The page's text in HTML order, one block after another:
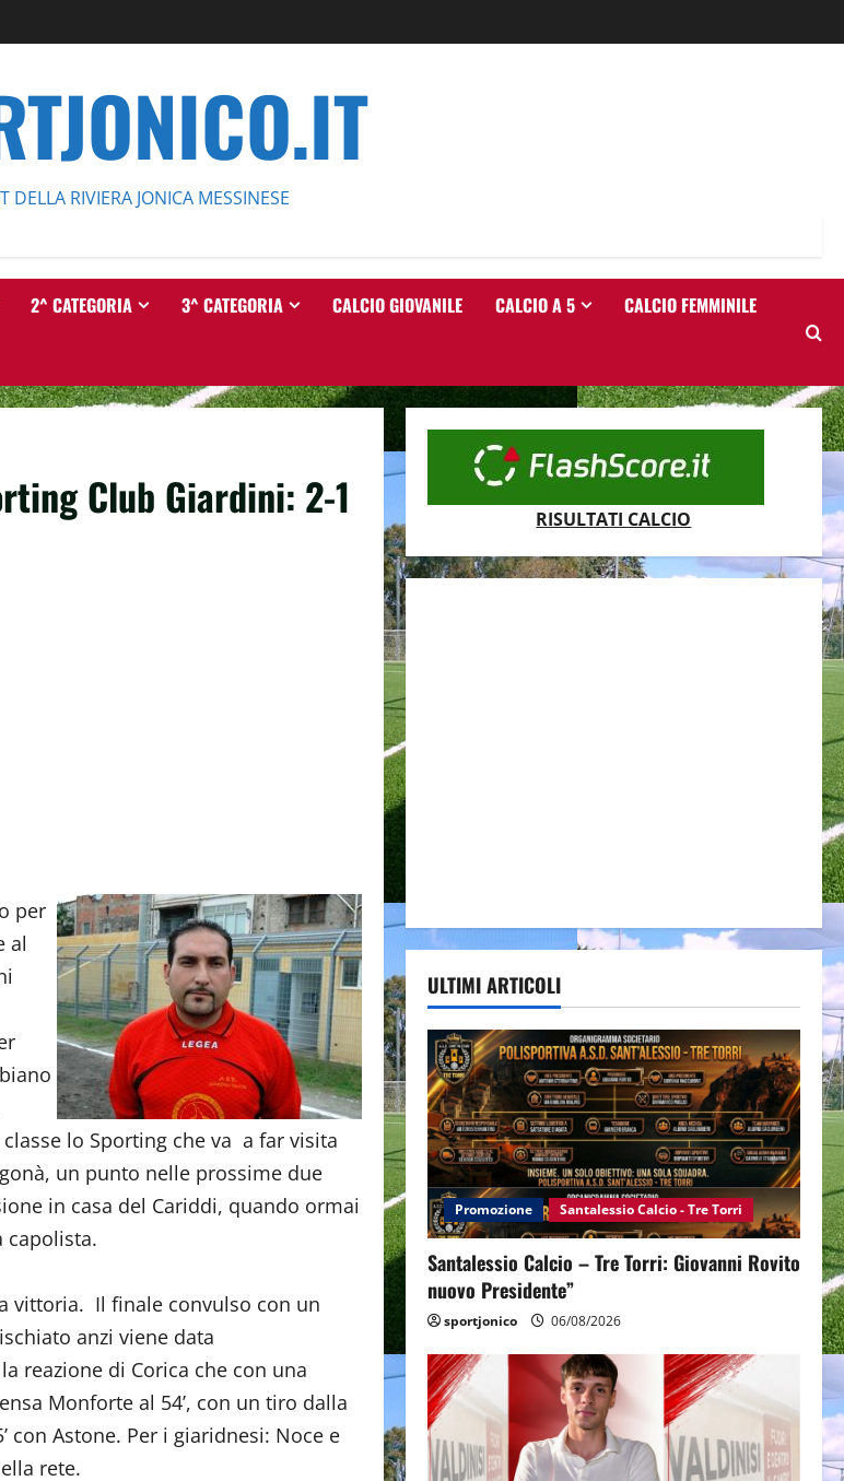
DELLA RIVIERA JONICA MESSINESE
2^ CATEGORIA 3^ CATEGORIA CALCIO GIOVANILE CALCIO A 5 CALCIO FEMMINILE
Club Giardini: 2-1
per
al
lo Sporting che va a far visita
un punto nelle prossime due
in casa del Cariddi, quando ormai
capolista.
vittoria. Il finale convulso con un
anzi viene data
reazione di Corica che con una
Monforte al 54’, con un tiro dalla
con Astone. Per i giaridnesi: Noce e
rete.
RISULTATI CALCIO
ULTIMI ARTICOLI
Promozione Santalessio Calcio - Tre Torri
Santalessio Calcio – Tre Torri: Giovanni Rovito
nuovo Presidente”
sportjonico 06/08/2026